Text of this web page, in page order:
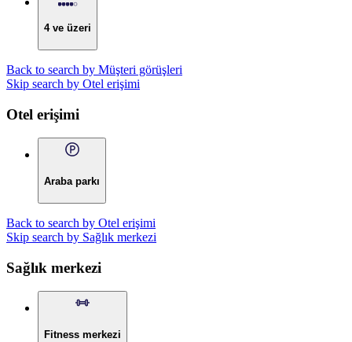
4 ve üzeri
Back to search by Müşteri görüşleri
Skip search by Otel erişimi
Otel erişimi
Araba parkı
Back to search by Otel erişimi
Skip search by Sağlık merkezi
Sağlık merkezi
Fitness merkezi